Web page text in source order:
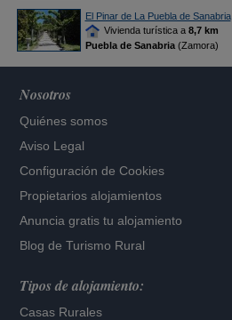
El Pinar de La Puebla de Sanabria
Vivienda turística a 8,7 km
Puebla de Sanabria(Zamora)
Nosotros
Quiénes somos
Aviso Legal
Configuración de Cookies
Propietarios alojamientos
Anuncia gratis tu alojamiento
Blog de Turismo Rural
Tipos de alojamiento:
Casas Rurales